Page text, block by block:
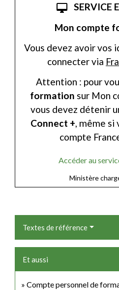
desktop_mac
SERVICE
Mon compte
Vous devez avoir vos
connecter via
Attention : pour
formation sur Mon
vous devez détenir
Connect +, même si
compte
Accéder au
Ministère
Textes de référence
Et aussi
Compte personnel de